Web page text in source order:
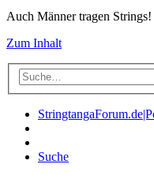
Auch Männer tragen
Zum Inhalt
Suche